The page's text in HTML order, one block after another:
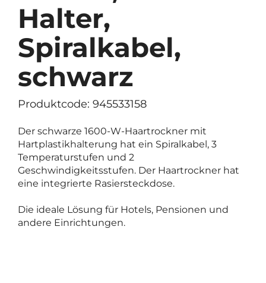
Halter,
Spiralkabel,
schwarz
Produktcode: 945533158
Der schwarze 1600-W-Haartrockner mit
Hartplastikhalterung hat ein Spiralkabel, 3
Temperaturstufen und 2
Geschwindigkeitsstufen. Der Haartrockner hat
eine integrierte Rasiersteckdose.
Die ideale Lösung für Hotels, Pensionen und
andere Einrichtungen.